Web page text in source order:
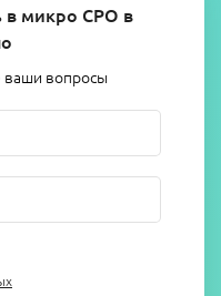
в микро СРО в
ваши вопросы